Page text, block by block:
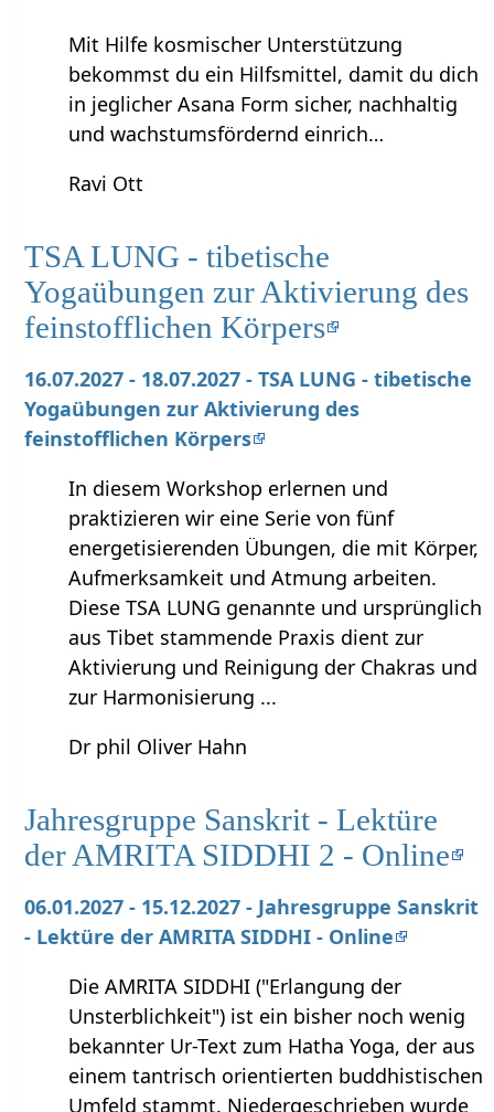
Mit Hilfe kosmischer Unterstützung
bekommst du ein Hilfsmittel, damit du dich
in jeglicher Asana Form sicher, nachhaltig
und wachstumsfördernd einrich…
Ravi Ott
TSA LUNG - tibetische
Yogaübungen zur Aktivierung des
feinstofflichen Körpers
16.07.2027 - 18.07.2027 - TSA LUNG - tibetische
Yogaübungen zur Aktivierung des
feinstofflichen Körpers
In diesem Workshop erlernen und
praktizieren wir eine Serie von fünf
energetisierenden Übungen, die mit Körper,
Aufmerksamkeit und Atmung arbeiten.
Diese TSA LUNG genannte und ursprünglich
aus Tibet stammende Praxis dient zur
Aktivierung und Reinigung der Chakras und
zur Harmonisierung ...
Dr phil Oliver Hahn
Jahresgruppe Sanskrit - Lektüre
der AMRITA SIDDHI 2 - Online
06.01.2027 - 15.12.2027 - Jahresgruppe Sanskrit
- Lektüre der AMRITA SIDDHI - Online
Die AMRITA SIDDHI ("Erlangung der
Unsterblichkeit") ist ein bisher noch wenig
bekannter Ur-Text zum Hatha Yoga, der aus
einem tantrisch orientierten buddhistischen
Umfeld stammt. Niedergeschrieben wurde